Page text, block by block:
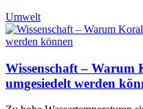
Umwelt
Wissenschaft – Warum
umgesiedelt werden